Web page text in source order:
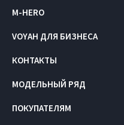
M-HERO
VOYAH ДЛЯ БИЗНЕСА
КОНТАКТЫ
МОДЕЛЬНЫЙ РЯД
ПОКУПАТЕЛЯМ